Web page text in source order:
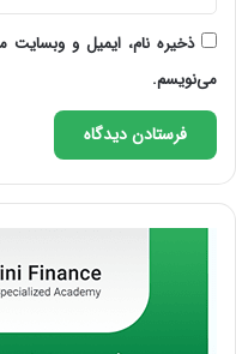
ذخیره نام، ایمیل و وبسایت
می‌نویسم.